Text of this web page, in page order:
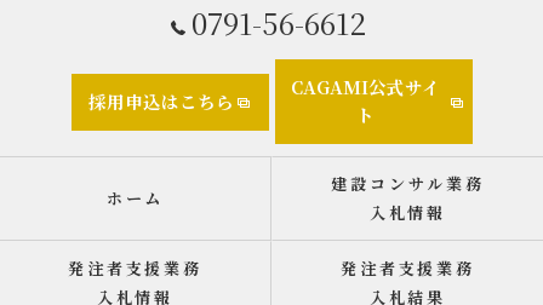
0791-56-6612
採用申込はこちら
CAGAMI公式サイ
ト
ホーム
建設コンサル業務
入札情報
発注者支援業務
入札情報
発注者支援業務
入札結果